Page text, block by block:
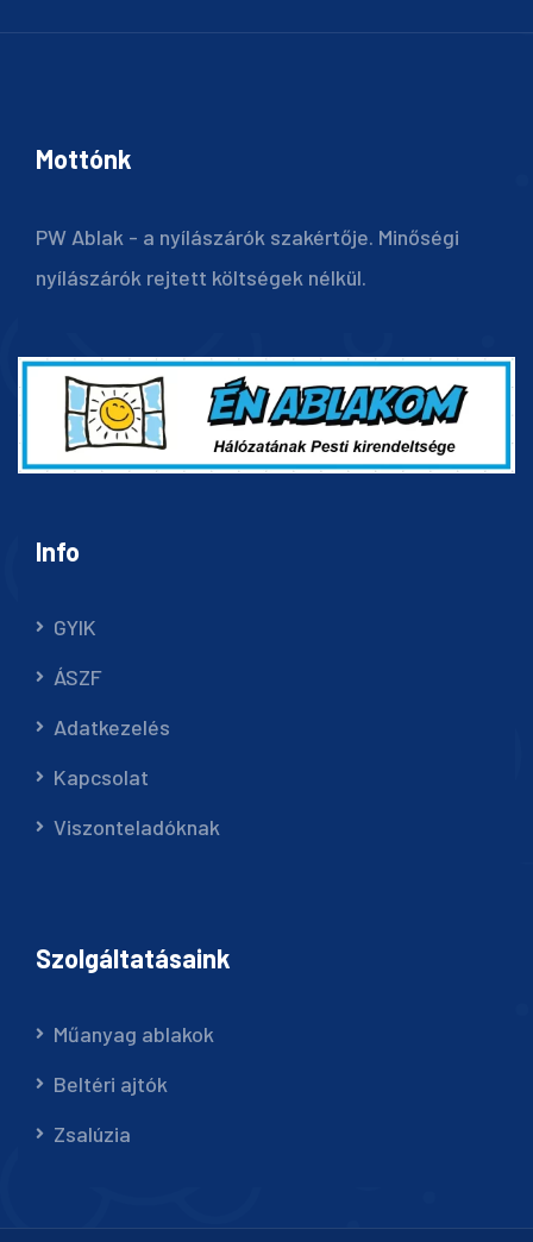
Mottónk
PW Ablak - a nyílászárók szakértője. Minőségi
nyílászárók rejtett költségek nélkül.
Info
GYIK
ÁSZF
Adatkezelés
Kapcsolat
Viszonteladóknak
Szolgáltatásaink
Műanyag ablakok
Beltéri ajtók
Zsalúzia